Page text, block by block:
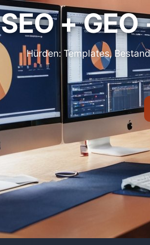
SEO +
Hürden: Templates,